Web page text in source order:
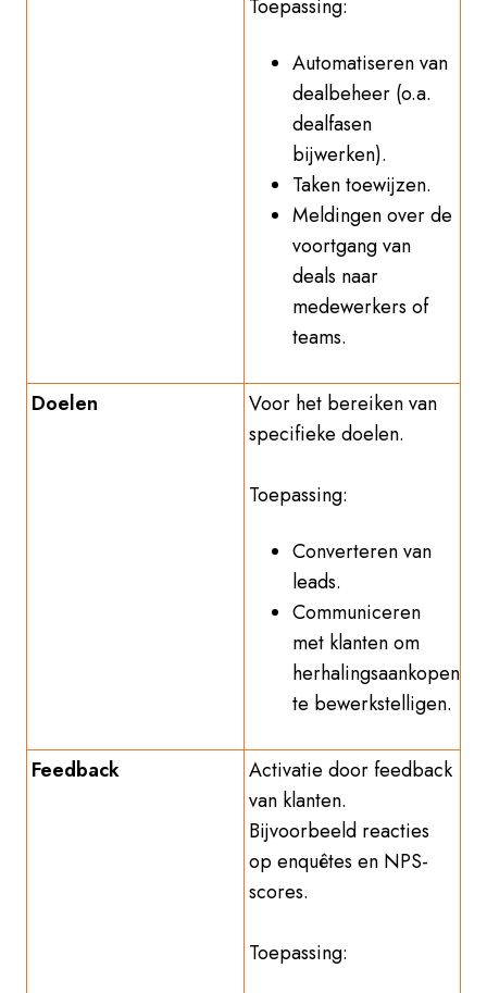
Toepassing:
Automatiseren van
dealbeheer (o.a.
dealfasen
bijwerken).
Taken toewijzen.
Meldingen over de
voortgang van
deals naar
medewerkers of
teams.
Doelen
Voor het bereiken van
specifieke doelen.
Toepassing:
Converteren van
leads.
Communiceren
met klanten om
herhalingsaankopen
te bewerkstelligen.
Feedback
Activatie door feedback
van klanten.
Bijvoorbeeld reacties
op enquêtes en NPS-
scores.
Toepassing: